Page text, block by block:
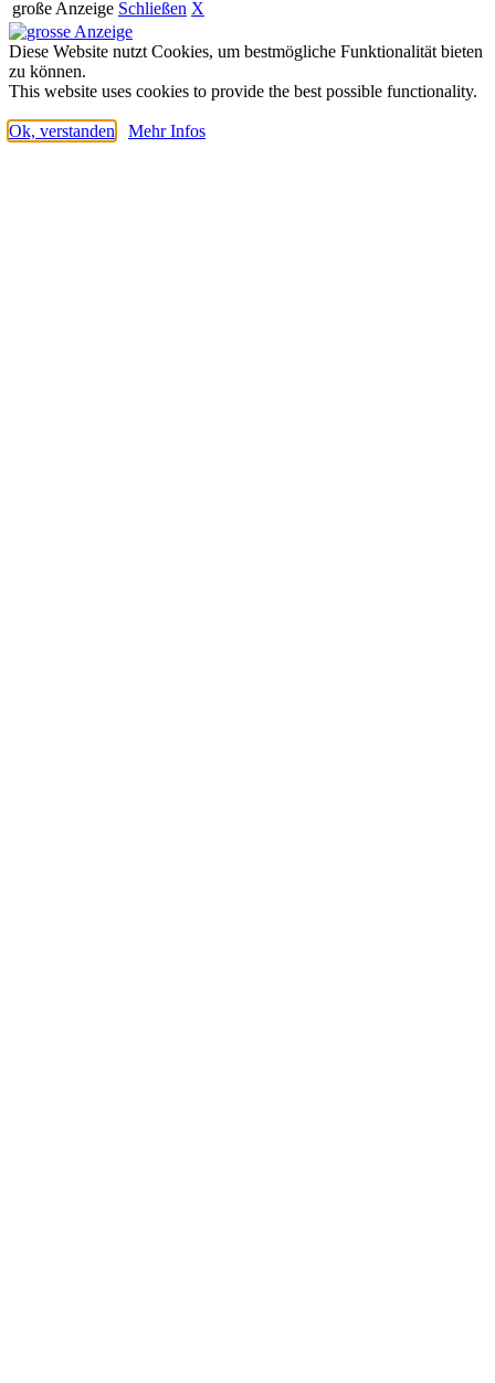
große Anzeige Schließen X
Diese Website nutzt Cookies, um bestmögliche Funktionalität bieten
zu können.
This website uses cookies to provide the best possible functionality.
Ok, verstanden Mehr Infos